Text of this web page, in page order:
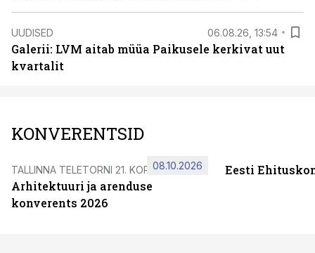
UUDISED 06.08.26, 13:54
Galerii: LVM aitab müüa Paikusele kerkivat uut
kvartalit
KONVERENTSID
TALLINNA TELETORNI 21. KORRUSEL
Arhitektuuri ja arenduse
konverents 2026
08.10.2026 Eesti